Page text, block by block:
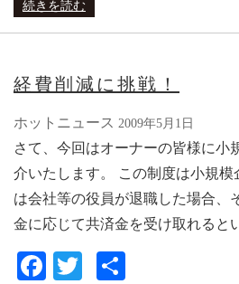
続きを読む
経費削減に挑戦！
ホットニュース 2009年5月1日
さて、今回はオーナーの皆様に小
介いたします。 この制度は小規模
は会社等の役員が退職した場合、
金に応じて共済金を受け取れると
Facebook
Twitter